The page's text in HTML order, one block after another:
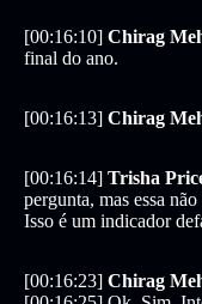
[00:16:10] Chirag
final do ano.
[00:16:13] Chirag
[00:16:14] Trisha
pergunta, mas essa
Isso é um indicador
[00:16:23] Chirag